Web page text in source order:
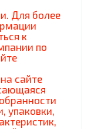
Для более
к
по
сайте
упаковки,